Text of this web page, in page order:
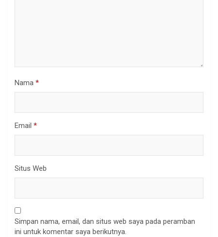
Nama *
Email *
Situs Web
Simpan nama, email, dan situs web saya pada peramban
ini untuk komentar saya berikutnya.